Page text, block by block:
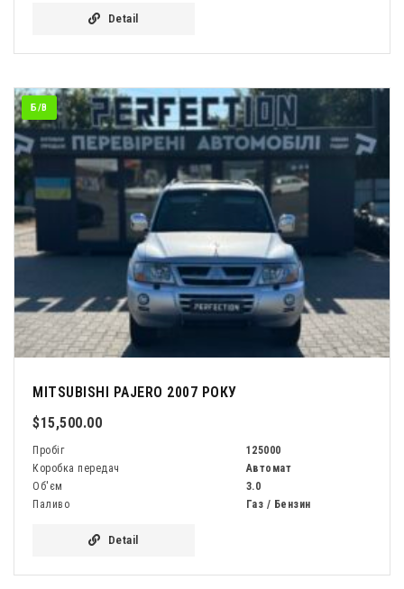
Detail
Б/В
MITSUBISHI PAJERO 2007 РОКУ
$15,500.00
Пробіг
125000
Коробка передач
Автомат
Об'єм
3.0
Паливо
Газ / Бензин
Detail